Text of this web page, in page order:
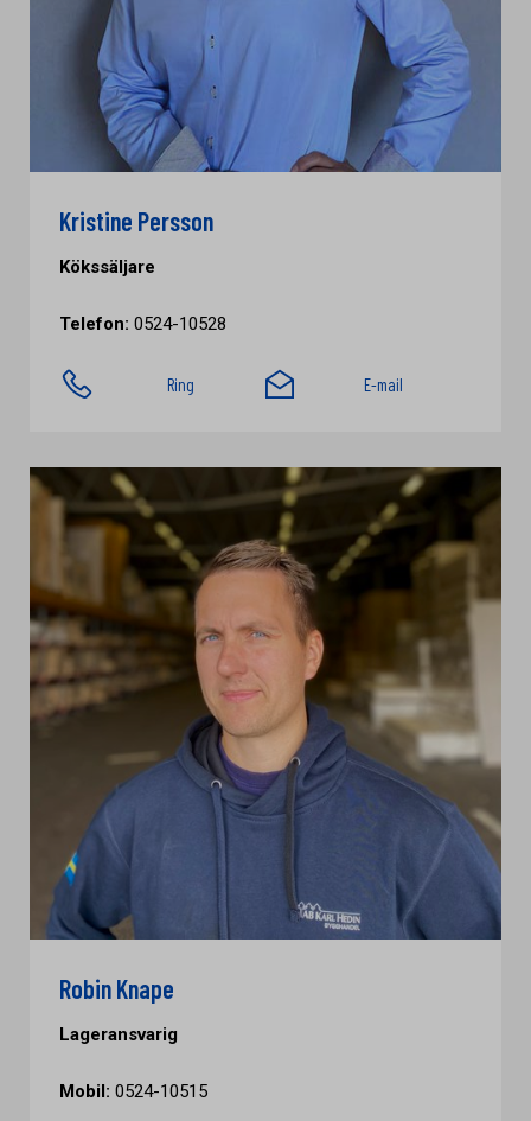
Kristine Persson
Kökssäljare
Telefon: 0524-10528
Ring E-mail
Robin Knape
Lageransvarig
Mobil: 0524-10515